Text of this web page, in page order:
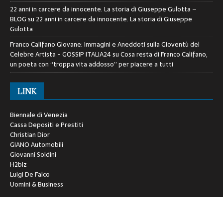
22 anni in carcere da innocente. La storia di Giuseppe Gulotta –
BLOGsu 22 anni in carcere da innocente. La storia di Giuseppe
Gulotta
Franco Califano Giovane: Immagini e Aneddoti sulla Gioventù del
Celebre Artista - GOSSIP ITALIA24suCosa resta di Franco Califano,
un poeta con “troppa vita addosso” per piacere a tutti
LINK
Biennale di Venezia
Cassa Depositi e Prestiti
Christian Dior
GIANO Automobili
Giovanni Soldini
H2biz
Luigi De Falco
Uomini & Business